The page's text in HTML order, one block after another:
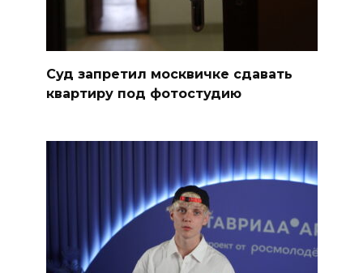
Суд запретил москвичке сдавать
квартиру под фотостудию